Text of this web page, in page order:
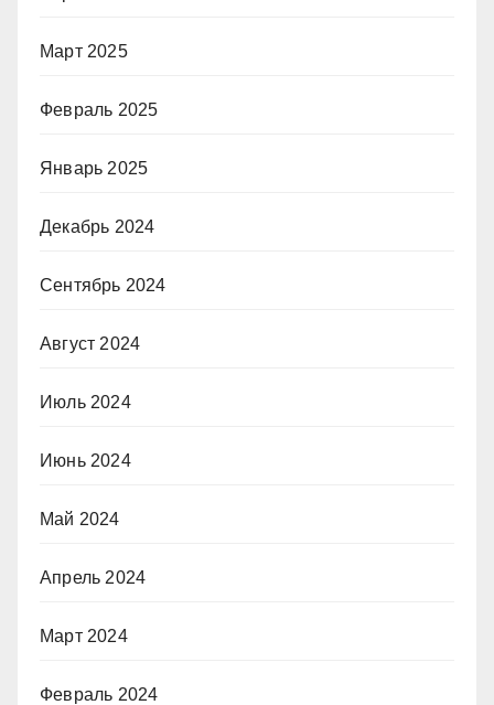
Март 2025
Февраль 2025
Январь 2025
Декабрь 2024
Сентябрь 2024
Август 2024
Июль 2024
Июнь 2024
Май 2024
Апрель 2024
Март 2024
Февраль 2024